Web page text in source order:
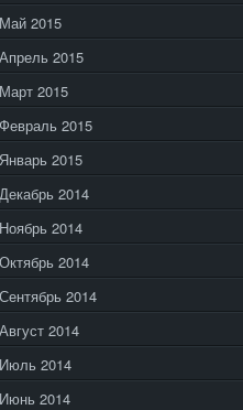
Май 2015
Апрель 2015
Март 2015
Февраль 2015
Январь 2015
Декабрь 2014
Ноябрь 2014
Октябрь 2014
Сентябрь 2014
Август 2014
Июль 2014
Июнь 2014